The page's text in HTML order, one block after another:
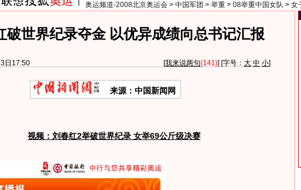
奥运频道-2008北京奥运会 > 中国军团 > 举重 > 08举重中国女队 > 女
破世界纪录夺金 以优异成绩向总书记汇报
日17:50 [我来说两句(141)] [字号： 大 中 小]
来源：中国新闻网
视频：刘春红2举破世界纪录 女举69公斤级决赛